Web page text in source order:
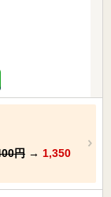
円 → 1,350